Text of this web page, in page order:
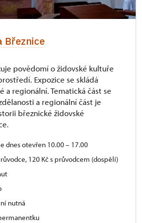
Březnice
povědomí o židovské kultuře
Expozice se skládá
a regionální. Tematická část se
a regionální část je
březnické židovské
dnes otevřen 10.00 – 17.00
120 Kč s průvodcem (dospělí)
nutná